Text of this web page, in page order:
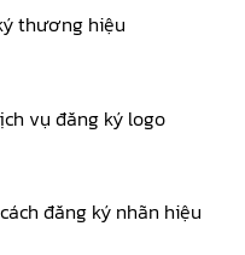
thương hiệu
vụ đăng ký logo
đăng ký nhãn hiệu